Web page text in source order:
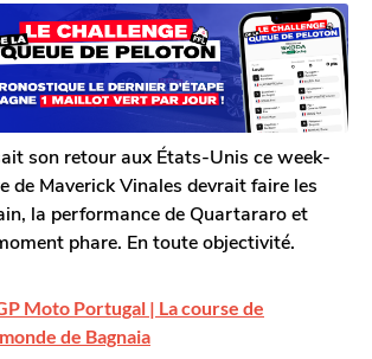
son retour aux États-Unis ce week-
de Maverick Vinales devrait faire les
la performance de Quartararo et
phare. En toute objectivité.
Moto Portugal | La course de
de Bagnaia